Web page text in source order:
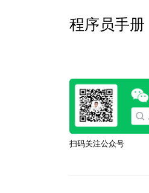
程序员手册
扫码关注公众号